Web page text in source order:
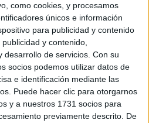
como cookies, y procesamos
únicos e información
para publicidad y contenido
y contenido,
desarrollo de servicios. Con su
socios podemos utilizar datos de
e identificación mediante las
Puede hacer clic para otorgarnos
y a nuestros 1731 socios para
previamente descrito. De
bachillerato o FP?